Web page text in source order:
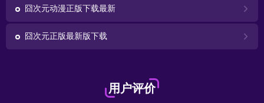
囧次元动漫正版下载最新
囧次元正版最新版下载
用户评价